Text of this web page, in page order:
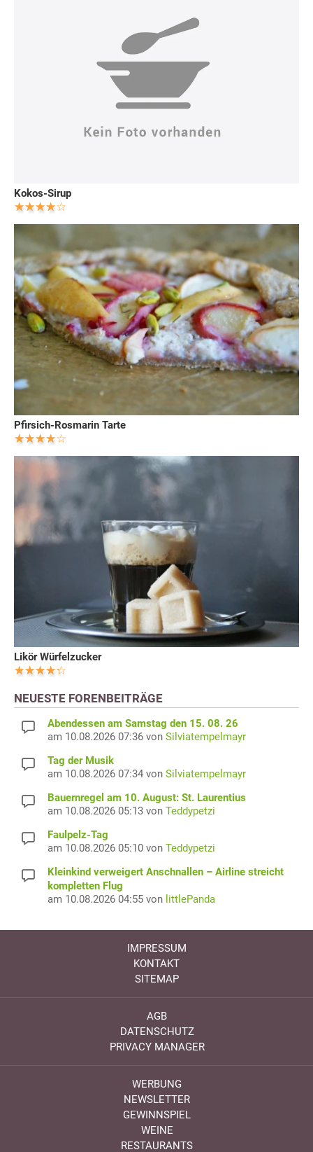
Kokos-Sirup
Pfirsich-Rosmarin Tarte
Likör Würfelzucker
NEUESTE FORENBEITRÄGE
Abendessen am Samstag den 15. 08. 26
am 10.08.2026 07:36 von Silviatempelmayr
Tag der Musik
am 10.08.2026 07:34 von Silviatempelmayr
Bauernregel am 10. August: St. Laurentius
am 10.08.2026 05:13 von Teddypetzi
Faulpelz-Tag
am 10.08.2026 05:10 von Teddypetzi
Kleinkind verweigert Anschnallen – Airline streicht
kompletten Flug
am 10.08.2026 04:55 von littlePanda
IMPRESSUM
KONTAKT
SITEMAP
AGB
DATENSCHUTZ
PRIVACY MANAGER
WERBUNG
NEWSLETTER
GEWINNSPIEL
WEINE
RESTAURANTS